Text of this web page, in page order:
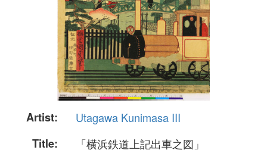
Artist:
Utagawa Kunimasa III
Title:
「横浜鉄道上記出車之図」